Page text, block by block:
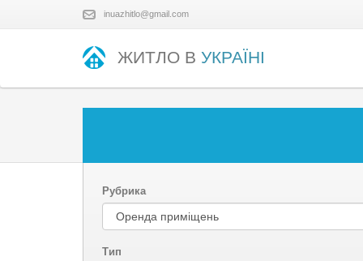
inuazhitlo@gmail.com
ЖИТЛО В УКРАЇНІ
Рубрика
Тип